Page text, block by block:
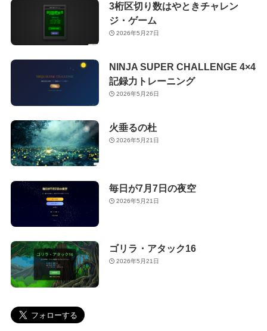
3桁区切り数はやときチャレン
ジ・ゲーム
2026年5月27日
NINJA SUPER CHALLENGE 4×4
記録力トレーニング
2026年5月26日
火垂るの杜
2026年5月21日
毎日が7月7日の夜空
2026年5月21日
ゴリラ・アタック16
2026年5月21日